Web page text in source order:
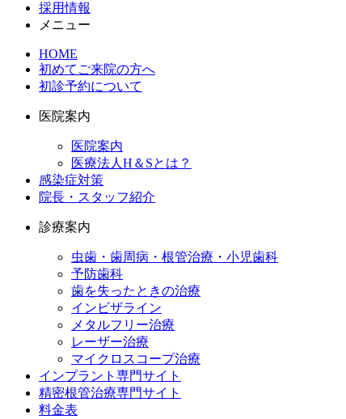
採用情報
メニュー
HOME
初めてご来院の方へ
初診予約について
医院案内
医院案内
医療法人H＆Sとは？
感染症対策
院長・スタッフ紹介
診療案内
虫歯・歯周病・根管治療・小児歯科
予防歯科
歯を失ったときの治療
インビザライン
メタルフリー治療
レーザー治療
マイクロスコープ治療
インプラント専門サイト
精密根管治療専門サイト
料金表